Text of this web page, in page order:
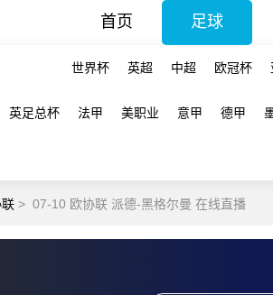
首页 足球
世界杯 英超 中超 欧冠杯
英足总杯 法甲 美职业 意甲 德甲
联 > 07-10 欧协联 派德-黑格尔曼 在线直播